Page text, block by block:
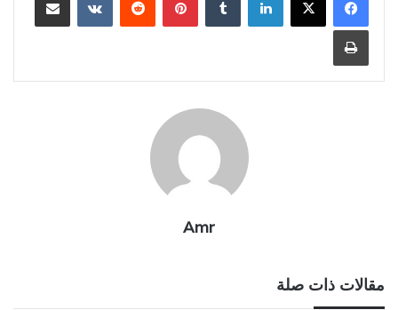
طباعة
Amr
مقالات ذات صلة